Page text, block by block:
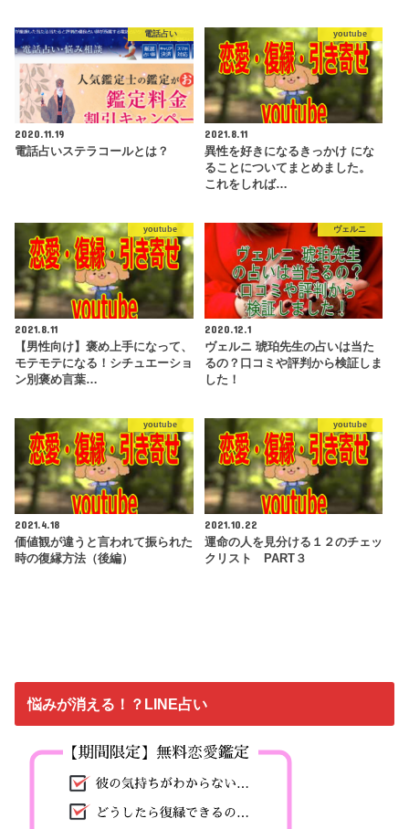
電話占い
2020.11.19
電話占いステラコールとは？
youtube
2021.8.11
異性を好きになるきっかけ にな
ることについてまとめました。
これをしれば…
youtube
2021.8.11
【男性向け】褒め上手になって、
モテモテになる！シチュエーショ
ン別褒め言葉…
ヴェルニ
2020.12.1
ヴェルニ 琥珀先生の占いは当た
るの？口コミや評判から検証しま
した！
youtube
2021.4.18
価値観が違うと言われて振られた
時の復縁方法（後編）
youtube
2021.10.22
運命の人を見分ける１２のチェッ
クリスト PART３
悩みが消える！？LINE占い